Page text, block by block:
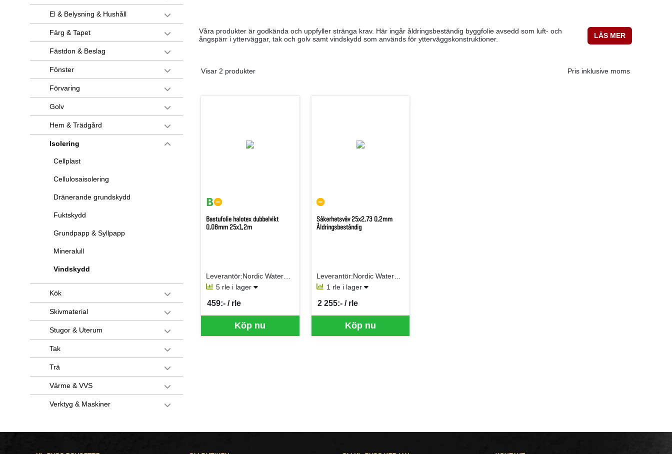
El & Belysning & Hushåll
Färg & Tapet
Fästdon & Beslag
Fönster
Förvaring
Golv
Hem & Trädgård
Isolering
Cellplast
Cellulosaisolering
Dränerande grundskydd
Fuktskydd
Grundpapp & Syllpapp
Mineralull
Vindskydd
Kök
Skivmaterial
Stugor & Uterum
Tak
Trä
Värme & VVS
Verktyg & Maskiner
LÄS MER
Våra produkter är godkända och uppfyller stränga krav. Här ingår åldringsbeständig byggfolie avsedd som luft- och
ångspärr i ytterväggar, tak och golv samt vindskydd som används för ytterväggskonstruktioner.
Visar 2 produkter Pris inklusive moms
Bastufolie halotex dubbelvikt
0,08mm 25x1,2m
5 rle i lager
Köp nu
459:- / rle
SEK per RLE
Säkerhetsväv 25x2,73 0,2mm
Åldringsbeständig
Leverantör:Nordic Waterproofing AB
1 rle i lager
Köp nu
2 255:- / rle
SEK per RLE